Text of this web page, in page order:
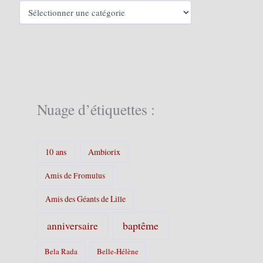
C
Nuage d’étiquettes :
10 ans Ambiorix
Amis de Fromulus
Amis des Géants de Lille
anniversaire baptême
Bela Rada Belle-Hélène